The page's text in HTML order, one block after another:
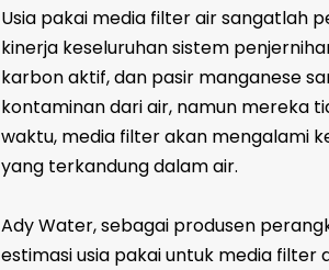
Usia pakai media filter air sangatlah
kinerja keseluruhan sistem
karbon aktif, dan pasir manganese
kontaminan dari air, namun mereka
waktu, media filter akan mengalami
yang terkandung dalam air.
Ady Water, sebagai produsen
estimasi usia pakai untuk media filter